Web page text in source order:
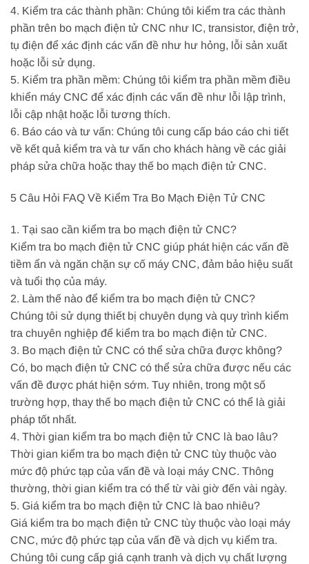
4. Kiểm tra các thành phần: Chúng tôi kiểm tra các thành
phần trên bo mạch điện tử CNC như IC, transistor, điện trở,
tụ điện để xác định các vấn đề như hư hỏng, lỗi sản xuất
hoặc lỗi sử dụng.
5. Kiểm tra phần mềm: Chúng tôi kiểm tra phần mềm điều
khiển máy CNC để xác định các vấn đề như lỗi lập trình,
lỗi cập nhật hoặc lỗi tương thích.
6. Báo cáo và tư vấn: Chúng tôi cung cấp báo cáo chi tiết
về kết quả kiểm tra và tư vấn cho khách hàng về các giải
pháp sửa chữa hoặc thay thế bo mạch điện tử CNC.
5 Câu Hỏi FAQ Về Kiểm Tra Bo Mạch Điện Tử CNC
1. Tại sao cần kiểm tra bo mạch điện tử CNC?
Kiểm tra bo mạch điện tử CNC giúp phát hiện các vấn đề
tiềm ẩn và ngăn chặn sự cố máy CNC, đảm bảo hiệu suất
và tuổi thọ của máy.
2. Làm thế nào để kiểm tra bo mạch điện tử CNC?
Chúng tôi sử dụng thiết bị chuyên dụng và quy trình kiểm
tra chuyên nghiệp để kiểm tra bo mạch điện tử CNC.
3. Bo mạch điện tử CNC có thể sửa chữa được không?
Có, bo mạch điện tử CNC có thể sửa chữa được nếu các
vấn đề được phát hiện sớm. Tuy nhiên, trong một số
trường hợp, thay thế bo mạch điện tử CNC có thể là giải
pháp tốt nhất.
4. Thời gian kiểm tra bo mạch điện tử CNC là bao lâu?
Thời gian kiểm tra bo mạch điện tử CNC tùy thuộc vào
mức độ phức tạp của vấn đề và loại máy CNC. Thông
thường, thời gian kiểm tra có thể từ vài giờ đến vài ngày.
5. Giá kiểm tra bo mạch điện tử CNC là bao nhiêu?
Giá kiểm tra bo mạch điện tử CNC tùy thuộc vào loại máy
CNC, mức độ phức tạp của vấn đề và dịch vụ kiểm tra.
Chúng tôi cung cấp giá cạnh tranh và dịch vụ chất lượng